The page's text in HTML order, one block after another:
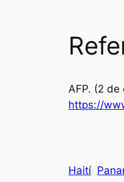
AFP. (2
https://
Haití